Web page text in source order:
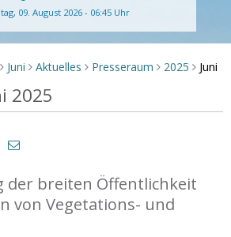
09. August 2026 - 06:45 Uhr
> Juni > Aktuelles > Presseraum > 2025 > Juni
2025
der breiten Öffentlichkeit
von Vegetations- und